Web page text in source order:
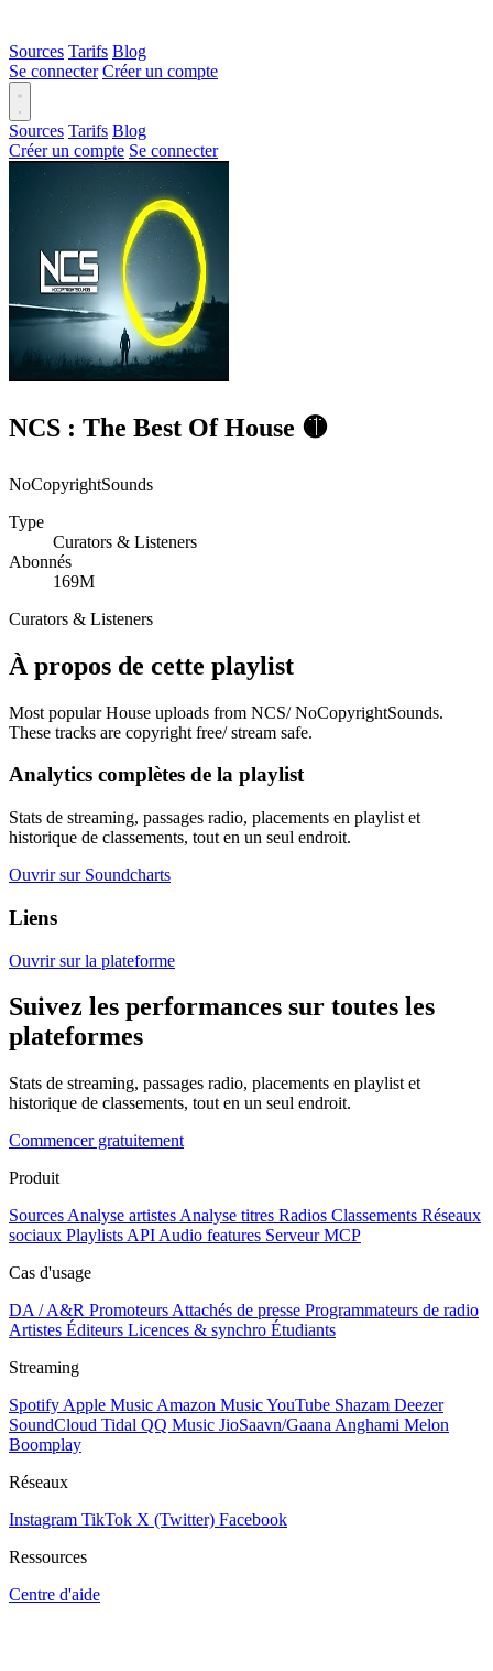
Sources Tarifs Blog
Se connecter Créer un compte
Sources Tarifs Blog
Créer un compte Se connecter
NCS : The Best Of House 🟡
NoCopyrightSounds
Type
Curators & Listeners
Abonnés
169M
Curators & Listeners
À propos de cette playlist
Most popular House uploads from NCS/ NoCopyrightSounds.
These tracks are copyright free/ stream safe.
Analytics complètes de la playlist
Stats de streaming, passages radio, placements en playlist et
historique de classements, tout en un seul endroit.
Ouvrir sur Soundcharts
Liens
Ouvrir sur la plateforme
Suivez les performances sur toutes les
plateformes
Stats de streaming, passages radio, placements en playlist et
historique de classements, tout en un seul endroit.
Commencer gratuitement
Produit
Sources Analyse artistes Analyse titres Radios Classements Réseaux
sociaux Playlists API Audio features Serveur MCP
Cas d'usage
DA / A&R Promoteurs Attachés de presse Programmateurs de radio
Artistes Éditeurs Licences & synchro Étudiants
Streaming
Spotify Apple Music Amazon MusicYouTube Shazam Deezer
SoundCloud Tidal QQ Music JioSaavn/Gaana Anghami Melon
Boomplay
Réseaux
Instagram TikTok X (Twitter) Facebook
Ressources
Centre d'aide